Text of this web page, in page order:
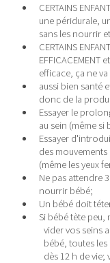
CERTAINS
une péridurale,
sans les nourrir
CERTAINS
EFFICACEMENT
efficace, ça ne
aussi bien santé
donc de la
Essayer le
au sein (même si
Essayer
des
(même les yeux
Ne pas attendre
nourrir bébé;
Un bébé doit
Si bébé tète
vider vos seins
bébé, toutes les
dès 12 h de vie;